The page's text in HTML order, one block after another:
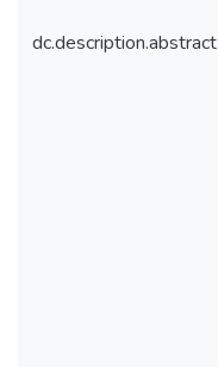
dc.description.abstract